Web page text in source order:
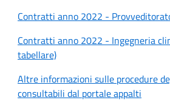
Contratti anno 2022 -
Contratti anno 2022 - Ingegneria
tabellare)
Altre informazioni sulle procedure
consultabili dal portale appalti